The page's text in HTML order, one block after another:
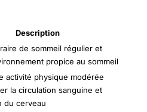
Description
de sommeil régulier et
propice au sommeil
activité physique modérée
la circulation sanguine et
du cerveau